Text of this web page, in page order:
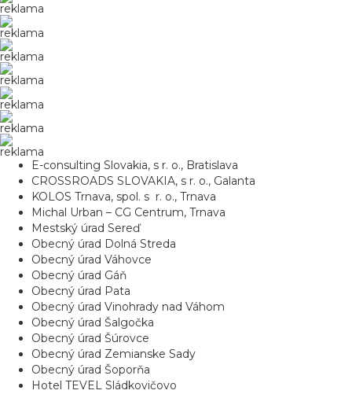
reklama
reklama
reklama
reklama
reklama
reklama
reklama
E-consulting Slovakia, s r. o., Bratislava
CROSSROADS SLOVAKIA, s r. o., Galanta
KOLOS Trnava, spol. s r. o., Trnava
Michal Urban – CG Centrum, Trnava
Mestský úrad Sereď
Obecný úrad Dolná Streda
Obecný úrad Váhovce
Obecný úrad Gáň
Obecný úrad Pata
Obecný úrad Vinohrady nad Váhom
Obecný úrad Šalgočka
Obecný úrad Šúrovce
Obecný úrad Zemianske Sady
Obecný úrad Šoporňa
Hotel TEVEL Sládkovičovo